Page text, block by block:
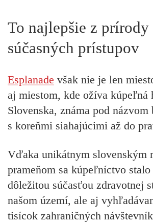
To najlepšie z prírody
súčasných prístupov
Esplanade však nie je len
aj miestom, kde ožíva kúpeľná
Slovenska, známa pod názvom
s koreňmi siahajúcimi až do
Vďaka unikátnym slovenským
prameňom sa kúpeľníctvo
dôležitou súčasťou zdravotnej
našom území, ale aj
tisícok zahraničných